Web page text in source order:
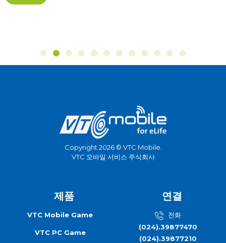
Copyright 2026 © VTC Mobile.
VTC 모바일 서비스 주식회사
제품
VTC Mobile Game
VTC PC Game
연결
전화
(024).39877470
(024).39877210